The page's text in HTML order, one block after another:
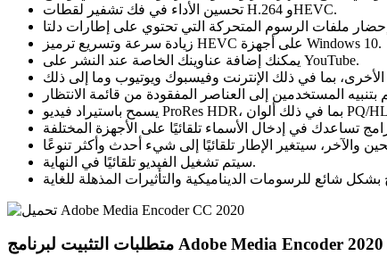
تحسين الأداء في فك تشفير لقطات H.264 وHEVC.
زيادة سرعة وتسريع ترميز HEVC على أجهزة Windows 10.
يمكنك إضافة عناوينك الخاصة عند النشر على YouTube.
سيتم تشغيل الفيديو تلقائيًا في النهاية.